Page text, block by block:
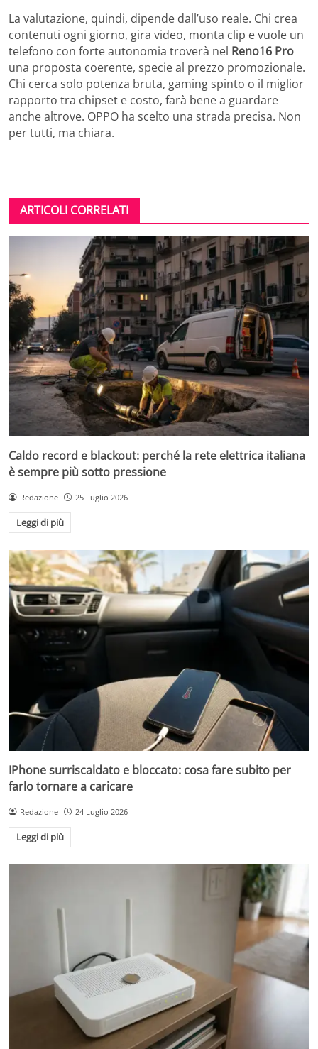
La valutazione, quindi, dipende dall’uso reale. Chi crea
contenuti ogni giorno, gira video, monta clip e vuole un
telefono con forte autonomia troverà nel Reno16 Pro
una proposta coerente, specie al prezzo promozionale.
Chi cerca solo potenza bruta, gaming spinto o il miglior
rapporto tra chipset e costo, farà bene a guardare
anche altrove. OPPO ha scelto una strada precisa. Non
per tutti, ma chiara.
ARTICOLI CORRELATI
Caldo record e blackout: perché la rete elettrica italiana
è sempre più sotto pressione
Redazione 25 Luglio 2026
Leggi di più
IPhone surriscaldato e bloccato: cosa fare subito per
farlo tornare a caricare
Redazione 24 Luglio 2026
Leggi di più